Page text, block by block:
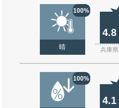
100%
晴
4.8
兵庫県
100%
4.1